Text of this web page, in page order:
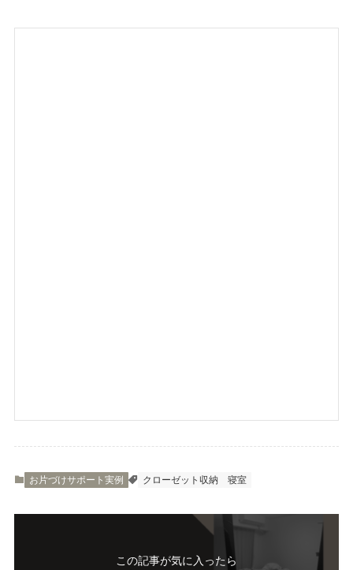
お片づけサポート実例 クローゼット収納 寝室
この記事が気に入ったら